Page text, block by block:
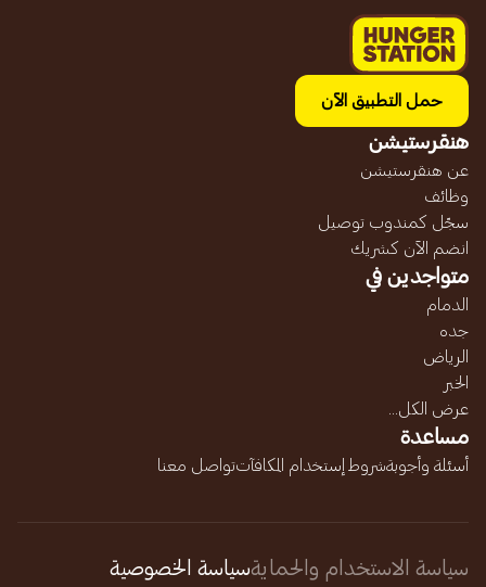
حمل التطبيق الآن
هنقرستيشن
عن هنقرستيشن
وظائف
سجّل كمندوب توصيل
انضم الآن كشريك
متواجدين في
الدمام
جده
الرياض
الخبر
عرض الكل...
مساعدة
أسئلة وأجوبةشروط إستخدام المكافآتتواصل معنا
سياسة الاستخدام والحمايةسياسة الخصوصية